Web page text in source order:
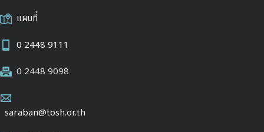
แผนที่
0 2448 9111
0 2448 9098
saraban@tosh.or.th